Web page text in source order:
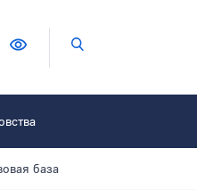
Версия для слабовидящих
база